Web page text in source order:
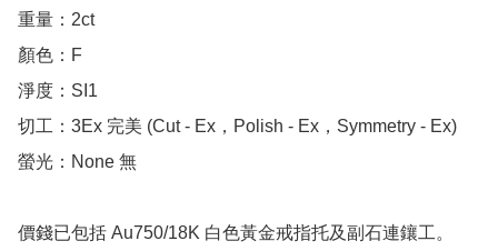
重量：2ct
顏色：F
淨度：SI1
切工：3Ex 完美 (Cut - Ex，Polish - Ex，Symmetry - Ex)
螢光：None 無
價錢已包括 Au750/18K 白色黃金戒指托及副石連鑲工。